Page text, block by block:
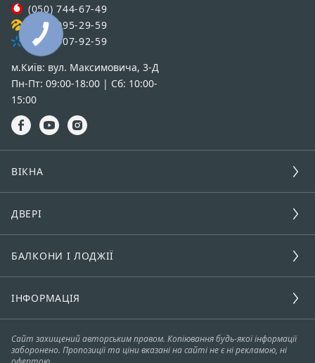
ВІКНА
ДВЕРІ
БАЛКОНИ І ЛОДЖІЇ
ІНФОРМАЦІЯ
(050) 744-67-49
(093) 095-29-59
(067) 407-92-59
м.Київ: вул. Максимовича, 3-Д
Пн-Пт: 09:00-18:00 | Сб: 10:00-
15:00
Сайт захищений авторським правом. Копіювання будь-якої інформації
заборонено. Пропозиції та ціни вказані на сайті не є ні рекламою, ні